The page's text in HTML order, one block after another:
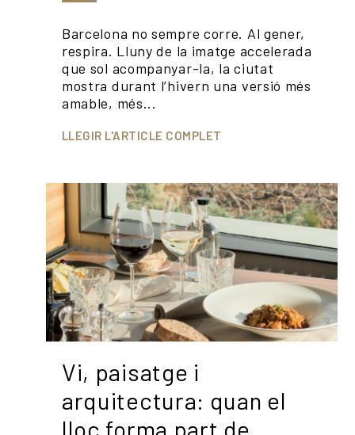
Barcelona no sempre corre. Al gener,
respira. Lluny de la imatge accelerada
que sol acompanyar-la, la ciutat
mostra durant l’hivern una versió més
amable, més...
LLEGIR L'ARTICLE COMPLET
Vi, paisatge i
arquitectura: quan el
lloc forma part de